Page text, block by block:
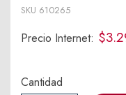
SKU 610265
Precio Internet:
Cantidad